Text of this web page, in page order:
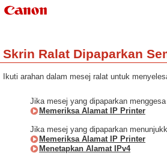
Skrin Ralat Dipaparkan
Ikuti arahan dalam mesej ralat untuk
Jika mesej yang dipaparkan
Memeriksa Alamat IP Printer
Jika mesej yang dipaparkan
Memeriksa Alamat IP Printer
Menetapkan Alamat IPv4